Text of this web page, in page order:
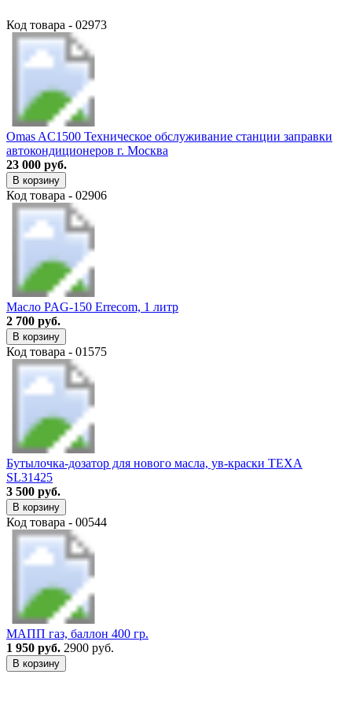
Код товара - 02973
Omas AC1500 Техническое обслуживание станции заправки
автокондиционеров г. Москва
23 000 руб.
В корзину
Код товара - 02906
Масло PAG-150 Errecom, 1 литр
2 700 руб.
В корзину
Код товара - 01575
Бутылочка-дозатор для нового масла, ув-краски TEXA
SL31425
3 500 руб.
В корзину
Код товара - 00544
МАПП газ, баллон 400 гр.
1 950 руб. 2900 руб.
В корзину